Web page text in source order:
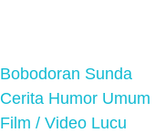
Bobodoran Sunda
Cerita Humor Umum
Film / Video Lucu